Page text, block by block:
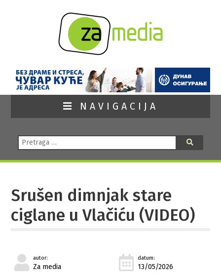
NAVIGACIJA
Pretraga:
Srušen dimnjak stare
ciglane u Vlačiću (VIDEO)
autor:
Za media
datum:
13/05/2026